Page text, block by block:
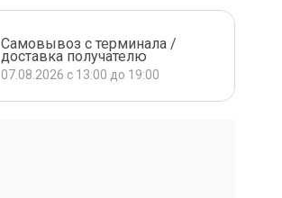
Самовывоз с терминала /
доставка получателю
07.08.2026 с 13:00 до 19:00